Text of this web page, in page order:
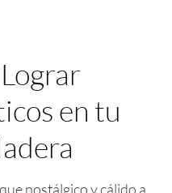
en tu
nostálgico y cálido a